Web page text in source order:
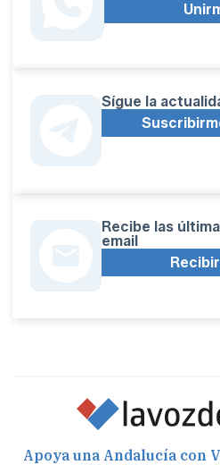
Sígue la
Recibe las
email
Apoya una Andalucía con